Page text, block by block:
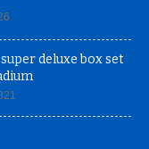
deluxe box set